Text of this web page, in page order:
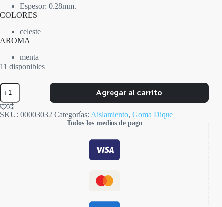
Espesor: 0.28mm.
COLORES
celeste
AROMA
menta
11 disponibles
Goma
Dique
Silk
Blue
Agregar al carrito
SKU: 00003032 Categorías: Aislamiento, Goma Dique
Todos los medios de pago